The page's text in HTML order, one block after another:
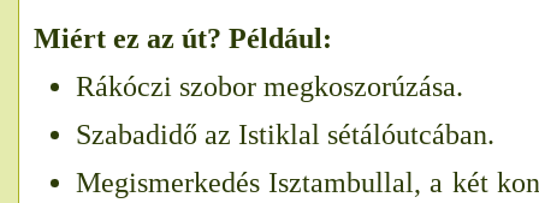
Miért ez az út? Például:
Rákóczi szobor megkoszorúzása.
Szabadidő az Istiklal sétálóutcában.
Megismerkedés Isztambullal, a két